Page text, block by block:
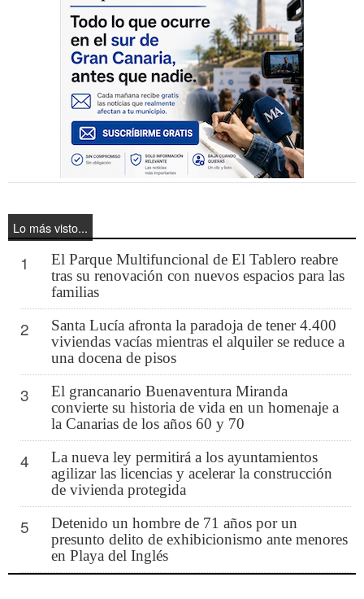
Lo más visto...
1
El Parque Multifuncional de El Tablero reabre
tras su renovación con nuevos espacios para las
familias
2
Santa Lucía afronta la paradoja de tener 4.400
viviendas vacías mientras el alquiler se reduce a
una docena de pisos
3
El grancanario Buenaventura Miranda
convierte su historia de vida en un homenaje a
la Canarias de los años 60 y 70
4
La nueva ley permitirá a los ayuntamientos
agilizar las licencias y acelerar la construcción
de vivienda protegida
5
Detenido un hombre de 71 años por un
presunto delito de exhibicionismo ante menores
en Playa del Inglés